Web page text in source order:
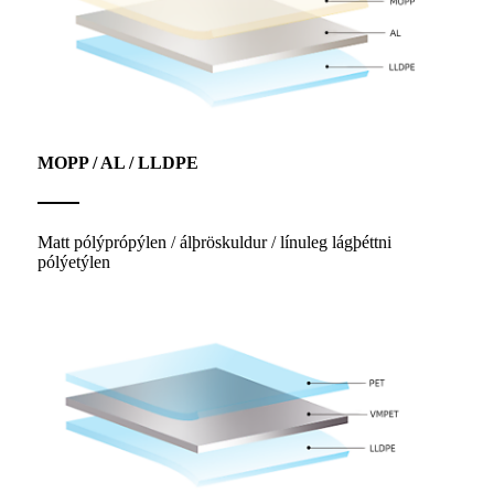
MOPP / AL / LLDPE
Matt pólýprópýlen / álþröskuldur / línuleg lágþéttni
pólýetýlen